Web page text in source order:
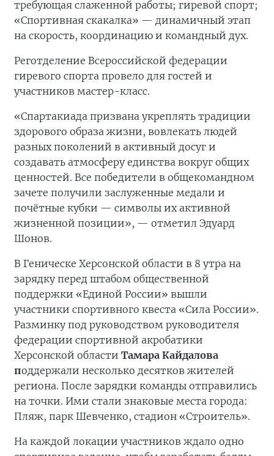
требующая слаженной работы; гиревой спорт;
«Спортивная скакалка» — динамичный этап
на скорость, координацию и командный дух.
Реготделение Всероссийской федерации
гиревого спорта провело для гостей и
участников мастер-класс.
«Спартакиада призвана укреплять традиции
здорового образа жизни, вовлекать людей
разных поколений в активный досуг и
создавать атмосферу единства вокруг общих
ценностей. Все победители в общекомандном
зачете получили заслуженные медали и
почётные кубки — символы их активной
жизненной позиции», — отметил Эдуард
Шонов.
В Геническе Херсонской области в 8 утра на
зарядку перед штабом общественной
поддержки «Единой России» вышли
участники спортивного квеста «Сила России».
Разминку под руководством руководителя
федерации спортивной акробатики
Херсонской области Тамара Кайдалова
поддержали несколько десятков жителей
региона. После зарядки команды отправились
на точки. Ими стали знаковые места города:
Пляж, парк Шевченко, стадион «Строитель».
На каждой локации участников ждало одно